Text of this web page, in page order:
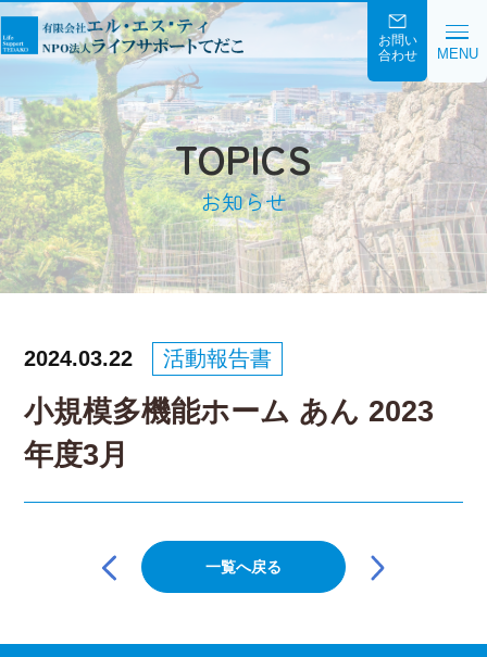
お問い
合わせ
MENU
TOPICS
お知らせ
小規模多機能ホーム あん 2023
年度3月
2024.03.22 活動報告書
シ
一覧へ戻る